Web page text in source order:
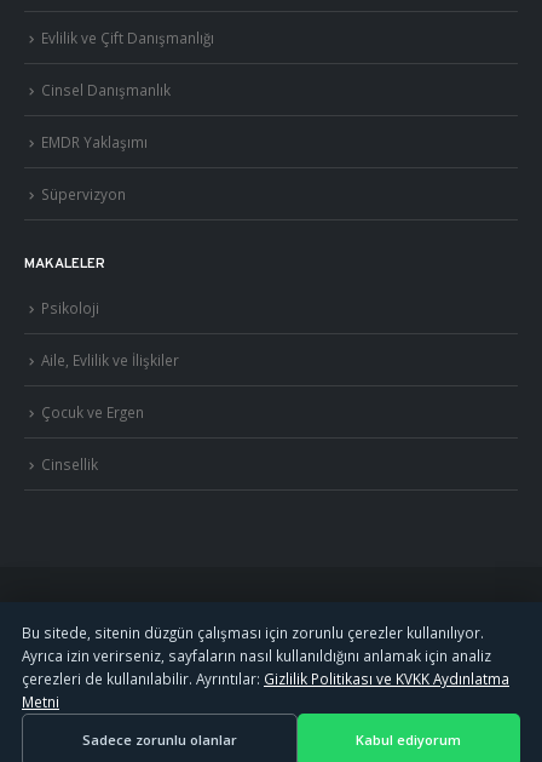
Evlilik ve Çift Danışmanlığı
Cinsel Danışmanlık
EMDR Yaklaşımı
Süpervizyon
MAKALELER
Psikoloji
Aile, Evlilik ve İlişkiler
Çocuk ve Ergen
Cinsellik
© 2026 Uzm. Psk. Kemal Özcan. Tüm hakları saklıdır. · Gizlilik Politikası ve KVKK
·S.S.S.
Görüşmeler
yapılmaktadır.
Bu sitede, sitenin düzgün çalışması için zorunlu çerezler kullanılıyor.
Ayrıca izin verirseniz, sayfaların nasıl kullanıldığını anlamak için analiz
çerezleri de kullanılabilir. Ayrıntılar: Gizlilik Politikası ve KVKK Aydınlatma
Metni
Sadece zorunlu olanlar Kabul ediyorum